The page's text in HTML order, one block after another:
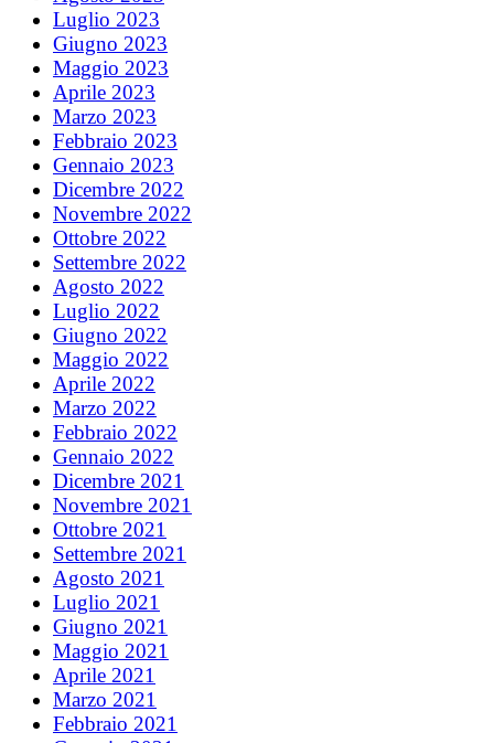
Luglio 2023
Giugno 2023
Maggio 2023
Aprile 2023
Marzo 2023
Febbraio 2023
Gennaio 2023
Dicembre 2022
Novembre 2022
Ottobre 2022
Settembre 2022
Agosto 2022
Luglio 2022
Giugno 2022
Maggio 2022
Aprile 2022
Marzo 2022
Febbraio 2022
Gennaio 2022
Dicembre 2021
Novembre 2021
Ottobre 2021
Settembre 2021
Agosto 2021
Luglio 2021
Giugno 2021
Maggio 2021
Aprile 2021
Marzo 2021
Febbraio 2021